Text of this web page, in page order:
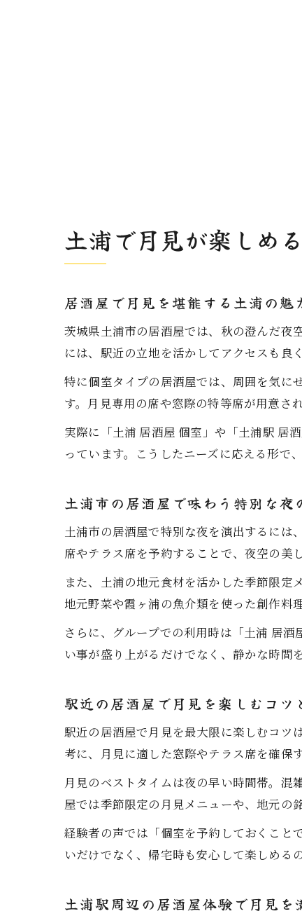
土浦で月見が楽しめ
居酒屋で月見を堪能する土浦の魅
茨城県土浦市の居酒屋では、秋の澄んだ夜
には、駅近の立地を活かしてアクセスも良
特に個室タイプの居酒屋では、周囲を気に
す。月見専用の席や窓際の特等席が用意さ
実際に「土浦 居酒屋 個室」や「土浦駅 居
っています。こうしたニーズに応える形で
土浦市の居酒屋で味わう特別な夜
土浦市の居酒屋で特別な夜を演出するには
席やテラス席を予約することで、夜空の美
また、土浦の地元食材を活かした季節限定
地元野菜や霞ヶ浦の魚介類を使った創作料
さらに、グループでの利用時は「土浦 居
い事が盛り上がるだけでなく、静かな時間
駅近の居酒屋で月見を楽しむコツ
駅近の居酒屋で月見を最大限に楽しむコツ
考に、月見に適した窓際やテラス席を確保
月見のベストタイムは夜の早い時間帯。混
屋では季節限定の月見メニューや、地元の
経験者の声では「個室を予約しておくこと
いだけでなく、帰宅時も安心して楽しめる
土浦駅周辺の居酒屋体験で月見を